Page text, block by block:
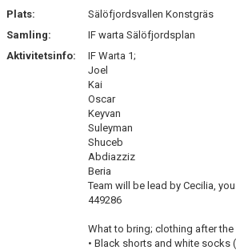
Plats:
Sälöfjordsvallen Konstgräs
Samling:
IF warta Sälöfjordsplan
Aktivitetsinfo:
IF Warta 1;
Joel
Kai
Oscar
Keyvan
Suleyman
Shuceb
Abdiazziz
Beria
Team will be lead by Cecilia,
449286
What to bring; clothing after the
• Black shorts and white socks